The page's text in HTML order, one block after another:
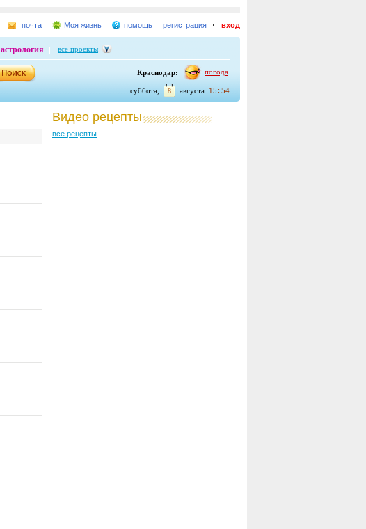
почта Моя жизнь помощь регистрация вход
астрология все проекты
Краснодар: погода
15 : 54
августа
8
суббота,
Видео рецепты
все рецепты